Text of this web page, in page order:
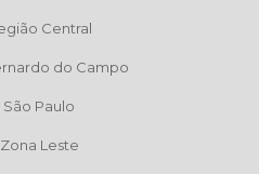
Central
do Campo
São Paulo
Zona Leste